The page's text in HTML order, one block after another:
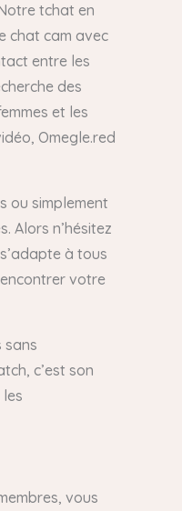
tchat en
chat cam avec
entre les
des
et les
Omegle.red
ou simplement
Alors n’hésitez
à tous
votre
sans
c’est son
vous